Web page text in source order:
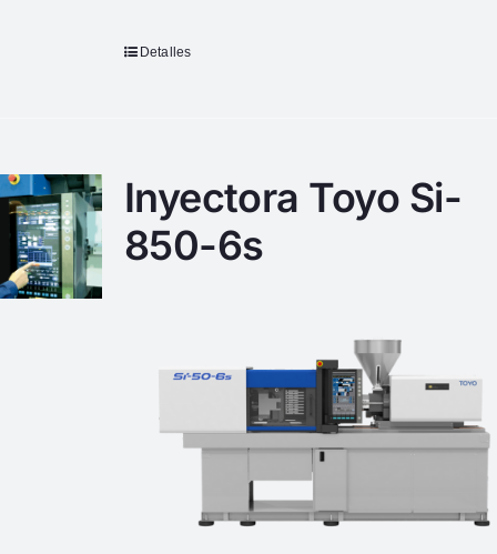
Detalles
Inyectora Toyo Si-
850-6s